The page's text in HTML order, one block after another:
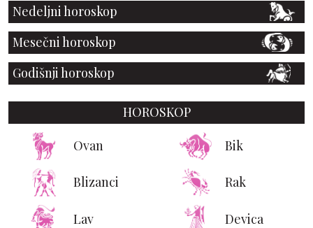
Nedeljni horoskop
Mesečni horoskop
Godišnji horoskop
HOROSKOP
Ovan Bik
Blizanci Rak
Lav Devica